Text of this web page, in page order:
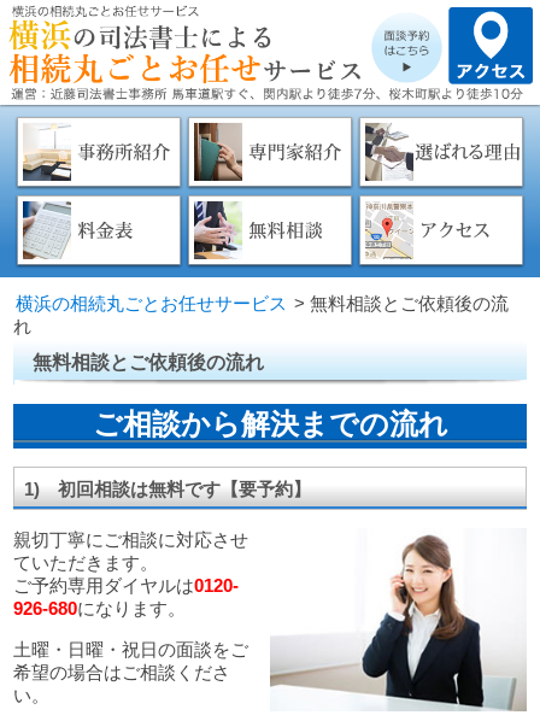
横浜の相続丸ごとお任せサービス >無料相談とご依頼後の流
れ
無料相談とご依頼後の流れ
ご相談から解決までの流れ
1) 初回相談は無料です【要予約】
親切丁寧にご相談に対応させ
ていただきます。
ご予約専用ダイヤルは0120-
926-680になります。
土曜・日曜・祝日の面談をご
希望の場合はご相談くださ
い。